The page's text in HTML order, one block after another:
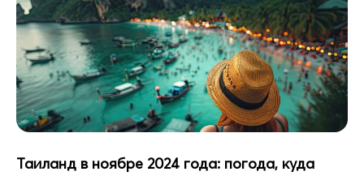
Таиланд в ноябре 2024 года: погода, куда